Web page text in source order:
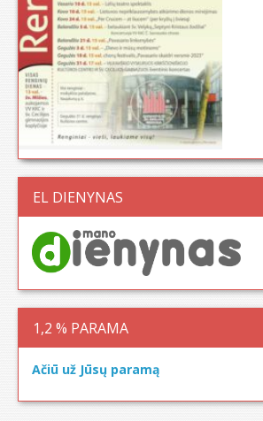
EL DIENYNAS
1,2 % PARAMA
Ačiū už Jūsų paramą